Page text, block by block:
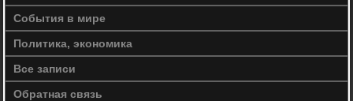
События в мире
Политика, экономика
Все записи
Обратная связь